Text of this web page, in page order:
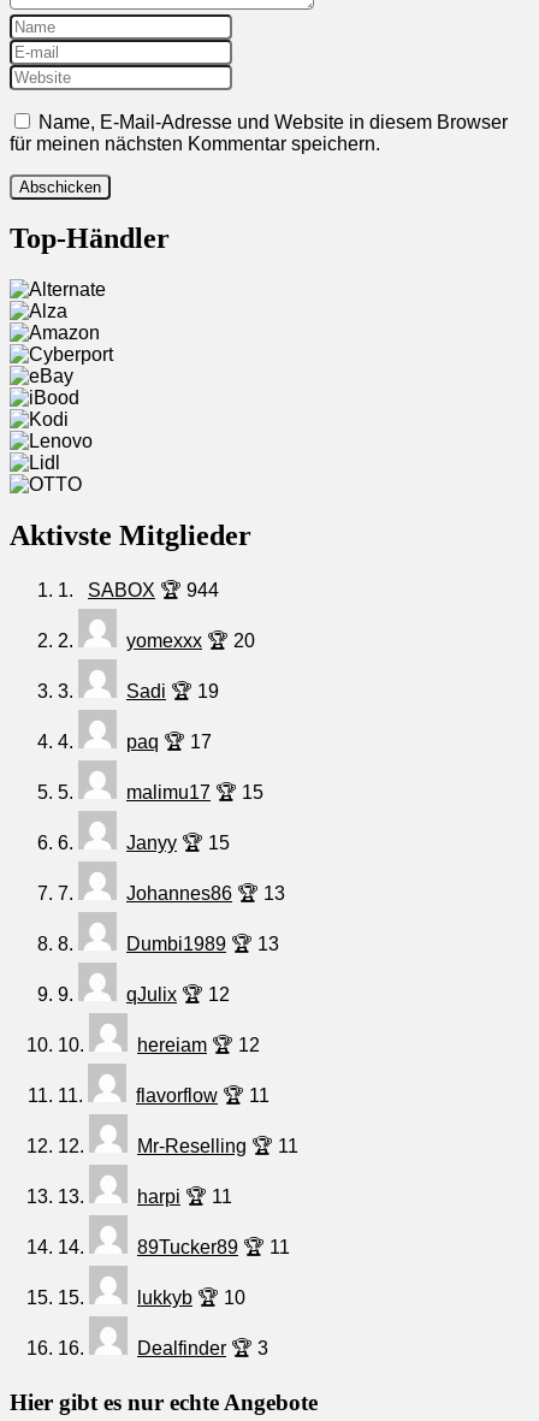
Name, E-Mail-Adresse und Website in diesem Browser
für meinen nächsten Kommentar speichern.
Top-Händler
Aktivste Mitglieder
1. SABOX 🏆 944
2. yomexxx 🏆 20
3. Sadi 🏆 19
4. paq 🏆 17
5. malimu17 🏆 15
6. Janyy 🏆 15
7. Johannes86 🏆 13
8. Dumbi1989 🏆 13
9. qJulix 🏆 12
10. hereiam 🏆 12
11. flavorflow 🏆 11
12. Mr-Reselling 🏆 11
13. harpi 🏆 11
14. 89Tucker89 🏆 11
15. lukkyb 🏆 10
16. Dealfinder 🏆 3
Hier gibt es nur echte Angebote